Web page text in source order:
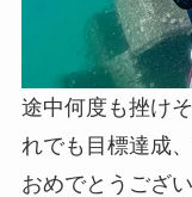
途中何度も挫け
れでも目標達成
おめでとうござ